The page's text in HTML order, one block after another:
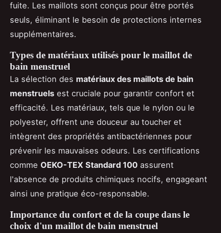
fuite. Les maillots sont conçus pour être portés
seuls, éliminant le besoin de protections internes
supplémentaires.
Types de matériaux utilisés pour le maillot de
bain menstruel
La sélection des matériaux des maillots de bain
menstruels est cruciale pour garantir confort et
efficacité. Les matériaux, tels que le nylon ou le
polyester, offrent une douceur au toucher et
intègrent des propriétés antibactériennes pour
prévenir les mauvaises odeurs. Les certifications
comme OEKO-TEX Standard 100 assurent
l'absence de produits chimiques nocifs, engageant
ainsi une pratique éco-responsable.
Importance du confort et de la coupe dans le
choix d'un maillot de bain menstruel